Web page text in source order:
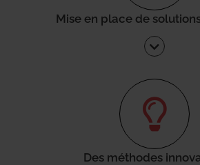
Mise en place de
Des méthodes